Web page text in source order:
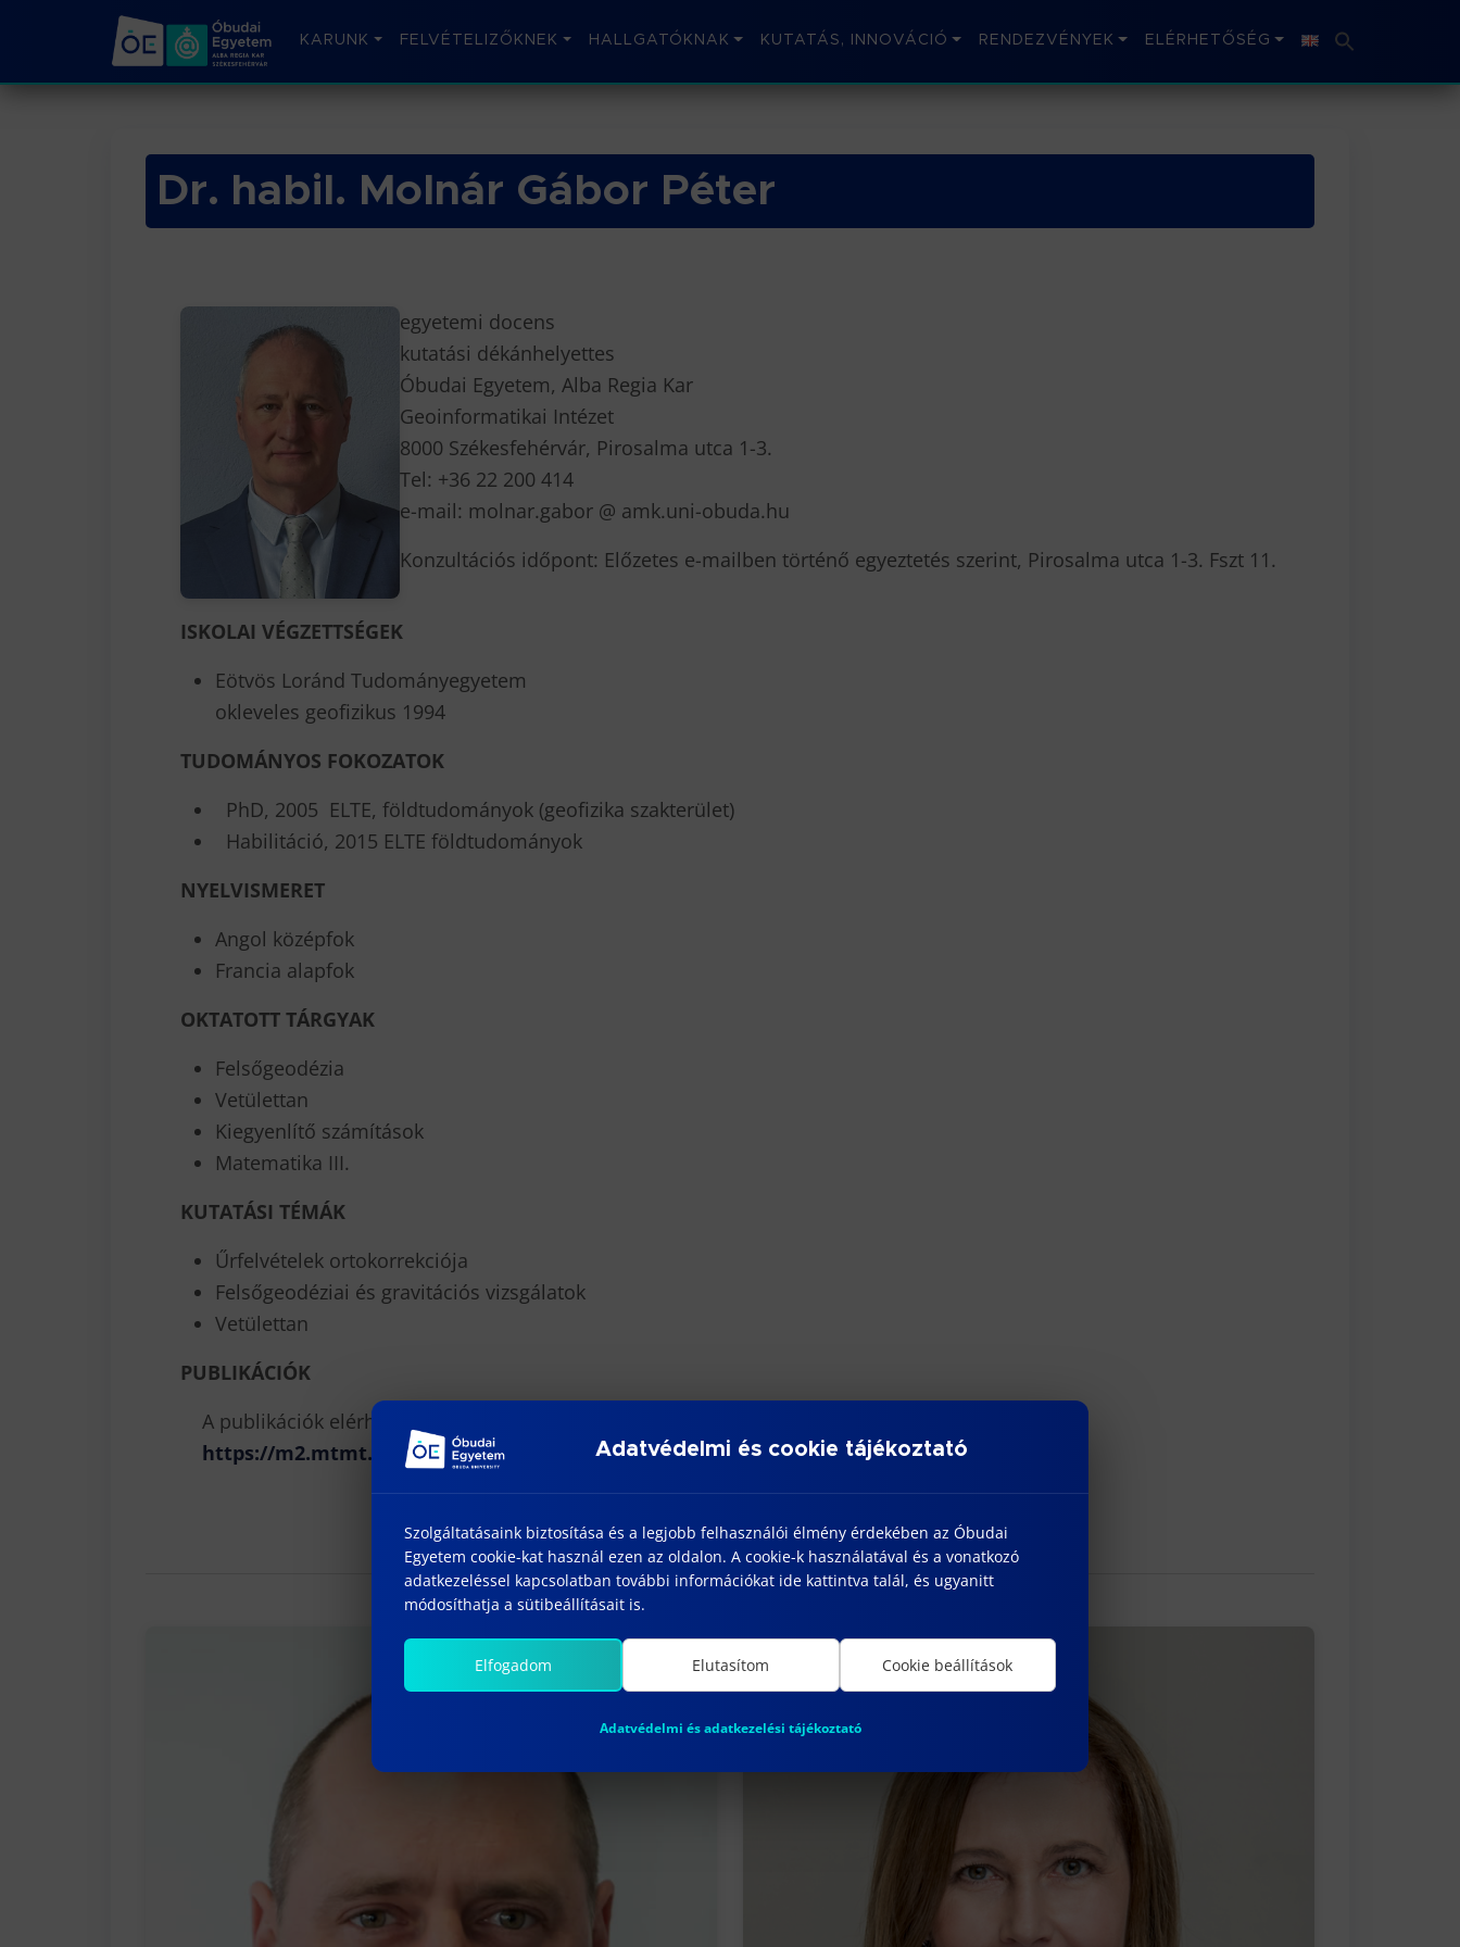
KARUNK FELVÉTELIZŐKNEK HALLGATÓKNAK KUTATÁS, INNOVÁCIÓ RENDEZVÉNYEK ELÉRHETŐSÉG
Dr. habil. Molnár Gábor Péter
egyetemi docens
kutatási dékánhelyettes
Óbudai Egyetem, Alba Regia Kar
Geoinformatikai Intézet
8000 Székesfehérvár, Pirosalma utca 1-3.
Tel: +36 22 200 414
e-mail: molnar.gabor @ amk.uni-obuda.hu
Konzultációs időpont: Előzetes e-mailben történő egyeztetés szerint, Pirosalma utca 1-3. Fszt 11.
ISKOLAI VÉGZETTSÉGEK
Eötvös Loránd Tudományegyetem
okleveles geofizikus 1994
TUDOMÁNYOS FOKOZATOK
PhD, 2005 ELTE, földtudományok (geofizika szakterület)
Habilitáció, 2015 ELTE földtudományok
NYELVISMERET
Angol középfok
Francia alapfok
OKTATOTT TÁRGYAK
Felsőgeodézia
Vetülettan
Kiegyenlítő számítások
Matematika III.
KUTATÁSI TÉMÁK
Űrfelvételek ortokorrekciója
Felsőgeodéziai és gravitációs vizsgálatok
Vetülettan
PUBLIKÁCIÓK
A publikációk elérhetők az alábbi linken az MTMT-adatbázisban:
https://m2.mtmt.hu/gui2/?type=authors&mode=browse&sel=authors10013151
Adatvédelmi és cookie tájékoztató
Szolgáltatásaink biztosítása és a legjobb felhasználói élmény érdekében az Óbudai
Egyetem cookie-kat használ ezen az oldalon. A cookie-k használatával és a vonatkozó
adatkezeléssel kapcsolatban további információkat ide kattintva talál, és ugyanitt
módosíthatja a sütibeállításait is.
Elfogadom Elutasítom Cookie beállítások
Adatvédelmi és adatkezelési tájékoztató